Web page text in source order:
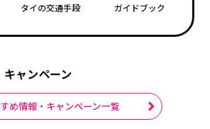
タイの交通手段 ガイドブック
ャンペーン
め情報・キャンペーン一覧